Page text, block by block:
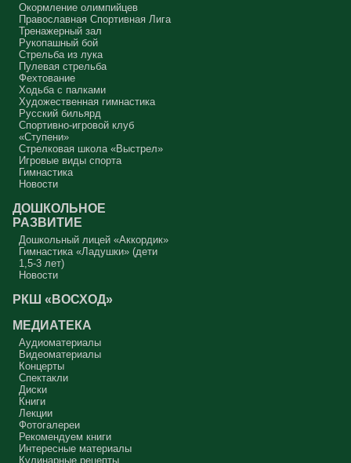
Окормление олимпийцев
Православная Спортивная Лига
Тренажерный зал
Рукопашный бой
Стрельба из лука
Пулевая стрельба
Фехтование
Ходьба с палками
Художественная гимнастика
Русский бильярд
Спортивно-игровой клуб
«Ступени»
Стрелковая школа «Выстрел»
Игровые виды спорта
Гимнастика
Новости
ДОШКОЛЬНОЕ
РАЗВИТИЕ
Дошкольный лицей «Аккордик»
Гимнастика «Ладушки» (дети
1,5-3 лет)
Новости
РКШ «ВОСХОД»
МЕДИАТЕКА
Аудиоматериалы
Видеоматериалы
Концерты
Спектакли
Диски
Книги
Лекции
Фотогалереи
Рекомендуем книги
Интересные материалы
Кулинарные рецепты